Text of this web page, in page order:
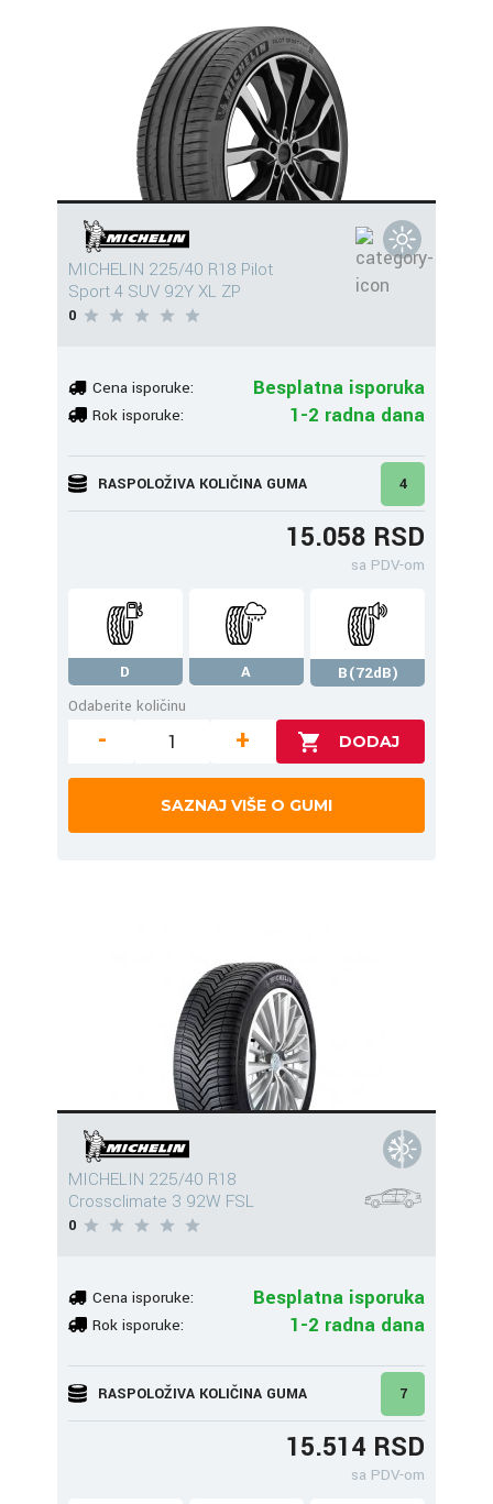
MICHELIN 225/40 R18 Pilot
Sport 4 SUV 92Y XL ZP
0
Cena isporuke: Besplatna isporuka
Rok isporuke: 1-2 radna dana
RASPOLOŽIVA KOLIČINA GUMA 4
15.058 RSD
sa PDV-om
D A
B(72dB)
Odaberite količinu
- +
SAZNAJ VIŠE O GUMI
MICHELIN 225/40 R18
Crossclimate 3 92W FSL
0
Cena isporuke: Besplatna isporuka
Rok isporuke: 1-2 radna dana
RASPOLOŽIVA KOLIČINA GUMA 7
15.514 RSD
sa PDV-om